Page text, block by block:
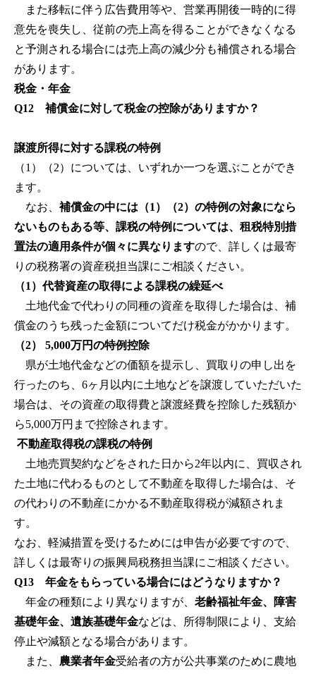
また移転に伴う広告費用等や、営業再開後一時的に得
意先を喪失し、従前の売上高を得ることができなくなる
と予測される場合には売上高の減少分も補償される場合
があります。
税金・年金
Q12 補償金に対して税金の控除がありますか？
譲渡所得に対する課税の特例
（1）（2）については、いずれか一つを選ぶことができ
ます。
なお、 補償金の中には（1）（2）の特例の対象になら
ないものもある等、 課税の特例については、租税特別措
置法の適用条件が個々に異なりますので、詳しくは最寄
りの税務署の資産税担当課にご相談ください。
（1）代替資産の取得による課税の繰延べ
土地代金で代わりの同種の資産を取得した場合は、補
償金のうち残った金額についてだけ税金がかかります。
（2） 5,000万円の特例控除
県が土地代金などの価額を提示し、買取りの申し出を
行ったのち、6ヶ月以内に土地などを譲渡していただいた
場合は、その資産の取得費と譲渡経費を控除した残額か
ら5,000万円まで控除されます。
不動産取得税の課税の特例
土地売買契約などをされた日から2年以内に、買収され
た土地に代わるものとして不動産を取得した場合は、そ
の代わりの不動産にかかる不動産取得税が減額されま
す。
なお、軽減措置を受けるためには申告が必要ですので、
詳しくは最寄りの振興局税務担当課にご相談ください。
Q13 年金をもらっている場合にはどうなりますか？
年金の種類により異なりますが、 老齢福祉年金、障害
基礎年金、遺族基礎年金などは、所得制限により、支給
停止や減額となる場合があります。
また、 農業者年金受給者の方が公共事業のために農地